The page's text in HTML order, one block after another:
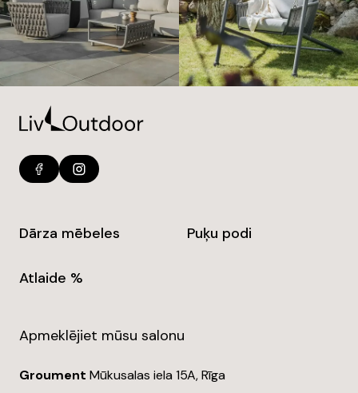
Dārza mēbeles Puķu podi
Atlaide %
Apmeklējiet mūsu salonu
Groument Mūkusalas iela 15A, Rīga